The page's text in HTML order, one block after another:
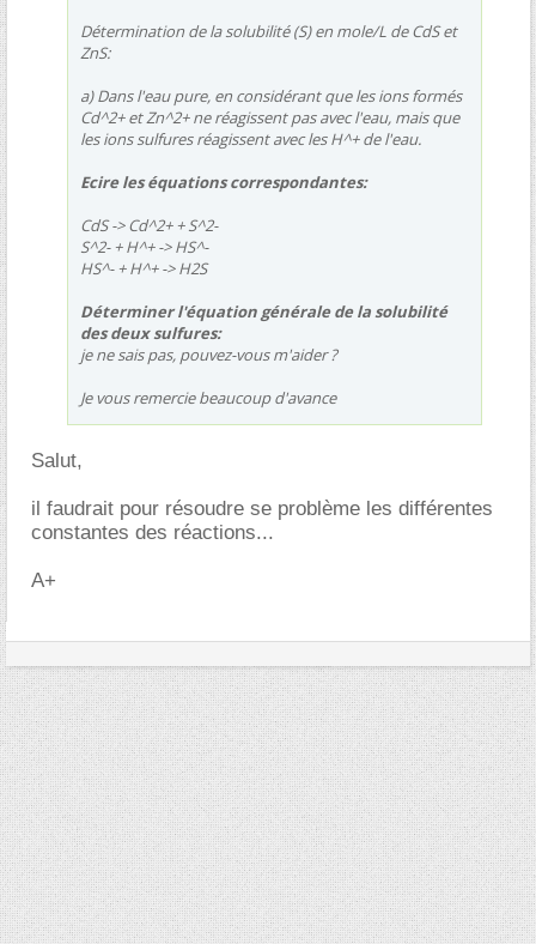
Détermination de la solubilité (S) en mole/L de CdS et
ZnS:
a) Dans l'eau pure, en considérant que les ions formés
Cd^2+ et Zn^2+ ne réagissent pas avec l'eau, mais que
les ions sulfures réagissent avec les H^+ de l'eau.
Ecire les équations correspondantes:
CdS -> Cd^2+ + S^2-
S^2- + H^+ -> HS^-
HS^- + H^+ -> H2S
Déterminer l'équation générale de la solubilité
des deux sulfures:
je ne sais pas, pouvez-vous m'aider ?
Je vous remercie beaucoup d'avance
Salut,
il faudrait pour résoudre se problème les différentes
constantes des réactions...
A+